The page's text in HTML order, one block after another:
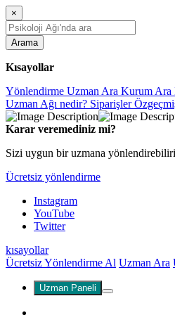
×
Arama
Kısayollar
Yönlendirme Uzman Ara Kurum Ara
Uzman Ağı nedir? Siparişler
Karar veremediniz mi?
Sizi uygun bir uzmana
Ücretsiz yönlendirme
Instagram
YouTube
Twitter
kısayollar
Ücretsiz Yönlendirme Al Uzman Ara
Uzman Paneli